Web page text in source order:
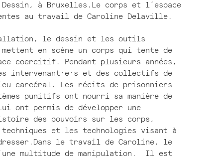
à Bruxelles.Le corps et l’espace
au travail de Caroline Delaville.
le dessin et les outils
mettent en scène un corps qui tente de
coercitif. Pendant plusieurs années,
intervenant·e·s et des collectifs de
carcéral. Les récits de prisonniers
punitifs ont nourri sa manière de
ont permis de développer une
des pouvoirs sur les corps,
techniques et les technologies visant à
le travail de Caroline, le
multitude de manipulation. Il est